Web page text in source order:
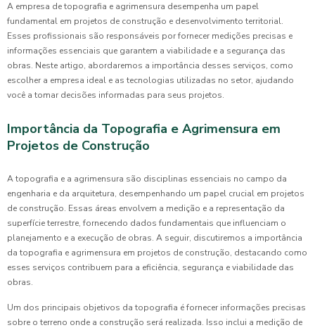
A empresa de topografia e agrimensura desempenha um papel
fundamental em projetos de construção e desenvolvimento territorial.
Esses profissionais são responsáveis por fornecer medições precisas e
informações essenciais que garantem a viabilidade e a segurança das
obras. Neste artigo, abordaremos a importância desses serviços, como
escolher a empresa ideal e as tecnologias utilizadas no setor, ajudando
você a tomar decisões informadas para seus projetos.
Importância da Topografia e Agrimensura em
Projetos de Construção
A topografia e a agrimensura são disciplinas essenciais no campo da
engenharia e da arquitetura, desempenhando um papel crucial em projetos
de construção. Essas áreas envolvem a medição e a representação da
superfície terrestre, fornecendo dados fundamentais que influenciam o
planejamento e a execução de obras. A seguir, discutiremos a importância
da topografia e agrimensura em projetos de construção, destacando como
esses serviços contribuem para a eficiência, segurança e viabilidade das
obras.
Um dos principais objetivos da topografia é fornecer informações precisas
sobre o terreno onde a construção será realizada. Isso inclui a medição de